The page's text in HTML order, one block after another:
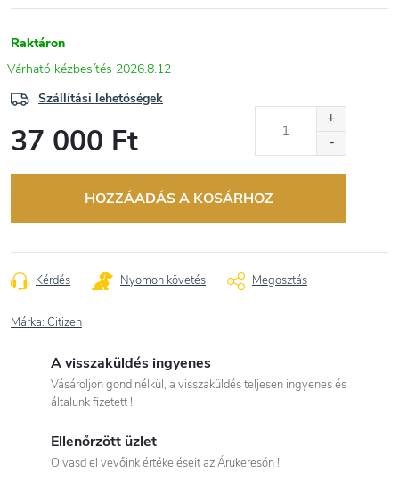
Raktáron
2026.8.12
Szállítási lehetőségek
37 000 Ft
HOZZÁADÁS A KOSÁRHOZ
Kérdés Nyomon követés Megosztás
Márka: Citizen
A visszaküldés ingyenes
Vásároljon gond nélkül, a visszaküldés teljesen ingyenes és
általunk fizetett !
Ellenőrzött üzlet
Olvasd el vevőink értékeléseit az Árukeresőn !